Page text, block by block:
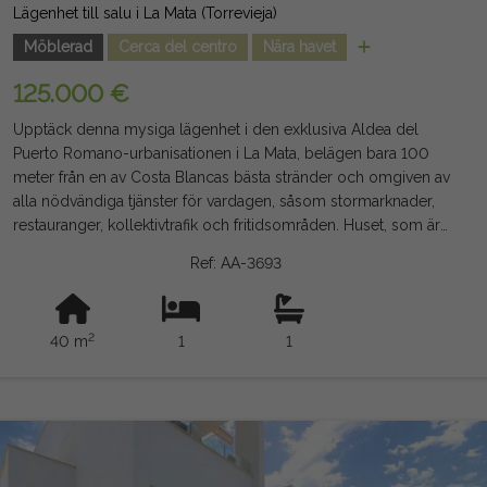
Lägenhet till salu i La Mata (Torrevieja)
Möblerad
Cerca del centro Nära havet
125.000 €
Upptäck denna mysiga lägenhet i den exklusiva Aldea del
Puerto Romano-urbanisationen i La Mata, belägen bara 100
meter från en av Costa Blancas bästa stränder och omgiven av
alla nödvändiga tjänster för vardagen, såsom stormarknader,
restauranger, kollektivtrafik och fritidsområden. Huset, som är
planlösning med sovrum, badrum, vardagsrum och matsal
med integrerat pentry och en trevlig terrass mot väst, perfekt
för att njuta av eftermiddagssolen året runt. Beläget på andra
våningen utan hiss är det en del av ett bostadskomplex med
lönsamhet är denna fastighet en magnifik möjlighet både som
andra hem och som investering för semester- eller
Ref: AA-3693
40 m2 1 1